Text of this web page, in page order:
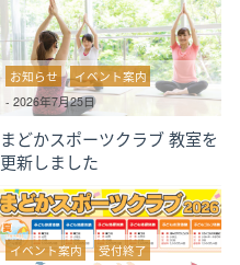
お知らせ
イベント案内
-2026年7月25日
まどかスポーツクラブ 教室を
更新しました
イベント案内
受付終了